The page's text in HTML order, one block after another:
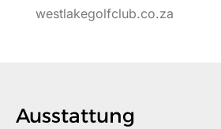
westlakegolfclub.co.za
Ausstattung